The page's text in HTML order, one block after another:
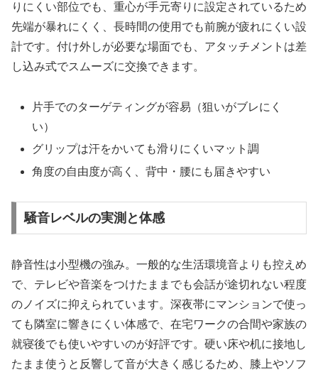
りにくい部位でも、重心が手元寄りに設定されているため
先端が暴れにくく、長時間の使用でも前腕が疲れにくい設
計です。付け外しが必要な場面でも、アタッチメントは差
し込み式でスムーズに交換できます。
片手でのターゲティングが容易（狙いがブレにく
い）
グリップは汗をかいても滑りにくいマット調
角度の自由度が高く、背中・腰にも届きやすい
騒音レベルの実測と体感
静音性は小型機の強み。一般的な生活環境音よりも控えめ
で、テレビや音楽をつけたままでも会話が途切れない程度
のノイズに抑えられています。深夜帯にマンションで使っ
ても隣室に響きにくい体感で、在宅ワークの合間や家族の
就寝後でも使いやすいのが好評です。硬い床や机に接地し
たまま使うと反響して音が大きく感じるため、膝上やソフ